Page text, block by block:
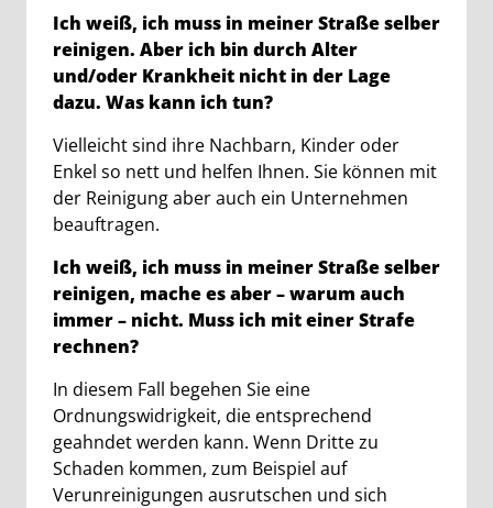
Ich weiß, ich muss in meiner Straße selber
reinigen. Aber ich bin durch Alter
und/oder Krankheit nicht in der Lage
dazu. Was kann ich tun?
Vielleicht sind ihre Nachbarn, Kinder oder
Enkel so nett und helfen Ihnen. Sie können mit
der Reinigung aber auch ein Unternehmen
beauftragen.
Ich weiß, ich muss in meiner Straße selber
reinigen, mache es aber – warum auch
immer – nicht. Muss ich mit einer Strafe
rechnen?
In diesem Fall begehen Sie eine
Ordnungswidrigkeit, die entsprechend
geahndet werden kann. Wenn Dritte zu
Schaden kommen, zum Beispiel auf
Verunreinigungen ausrutschen und sich